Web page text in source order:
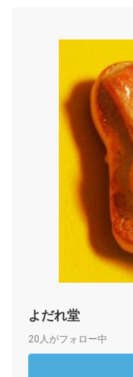
よだれ堂
20人がフォロー中